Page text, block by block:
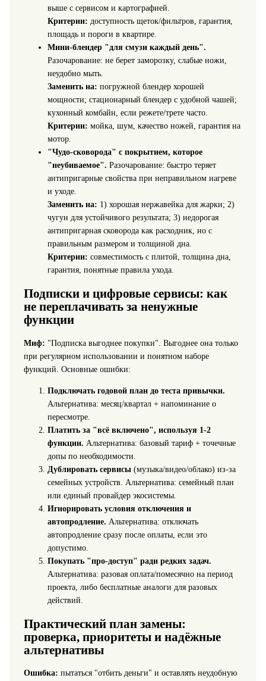
выше с сервисом и картографией.
Критерии: доступность щеток/фильтров, гарантия,
площадь и пороги в квартире.
Мини‑блендер "для смузи каждый день".
Разочарование: не берет заморозку, слабые ножи,
неудобно мыть.
Заменить на: погружной блендер хорошей
мощности; стационарный блендер с удобной чашей;
кухонный комбайн, если режете/трете часто.
Критерии: мойка, шум, качество ножей, гарантия на
мотор.
"Чудо‑сковорода" с покрытием, которое
"неубиваемое". Разочарование: быстро теряет
антипригарные свойства при неправильном нагреве
и уходе.
Заменить на: 1) хорошая нержавейка для жарки; 2)
чугун для устойчивого результата; 3) недорогая
антипригарная сковорода как расходник, но с
правильным размером и толщиной дна.
Критерии: совместимость с плитой, толщина дна,
гарантия, понятные правила ухода.
Подписки и цифровые сервисы: как
не переплачивать за ненужные
функции
Миф: "Подписка выгоднее покупки". Выгоднее она только
при регулярном использовании и понятном наборе
функций. Основные ошибки:
Подключать годовой план до теста привычки.
Альтернатива: месяц/квартал + напоминание о
пересмотре.
Платить за "всё включено", используя 1-2
функции. Альтернатива: базовый тариф + точечные
допы по необходимости.
Дублировать сервисы(музыка/видео/облако) из-за
семейных устройств. Альтернатива: семейный план
или единый провайдер экосистемы.
Игнорировать условия отключения и
автопродление. Альтернатива: отключать
автопродление сразу после оплаты, если это
допустимо.
Покупать "про‑доступ" ради редких задач.
Альтернатива: разовая оплата/помесячно на период
проекта, либо бесплатные аналоги для разовых
действий.
Практический план замены:
проверка, приоритеты и надёжные
альтернативы
Ошибка: пытаться "отбить деньги" и оставлять неудобную